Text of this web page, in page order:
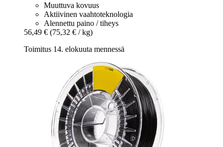
Muuttuva kovuus
Aktiivinen vaahtoteknologia
Alennettu paino / tiheys
56,49 € (75,32 € / kg)
Toimitus 14. elokuuta mennessä